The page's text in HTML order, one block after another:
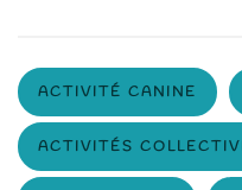
ACTIVITÉ CANINE
ACTIVITÉS